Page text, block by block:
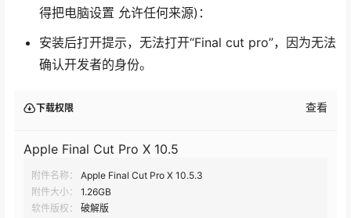
得把电脑设置 允许任何来源)：
安装后打开提示，无法打开“Final cut pro”，因为无法
确认开发者的身份。
下载权限 查看
Apple Final Cut Pro X 10.5
附件名称：
Apple Final Cut Pro X 10.5.3
附件大小：
1.26GB
软件版权：
破解版